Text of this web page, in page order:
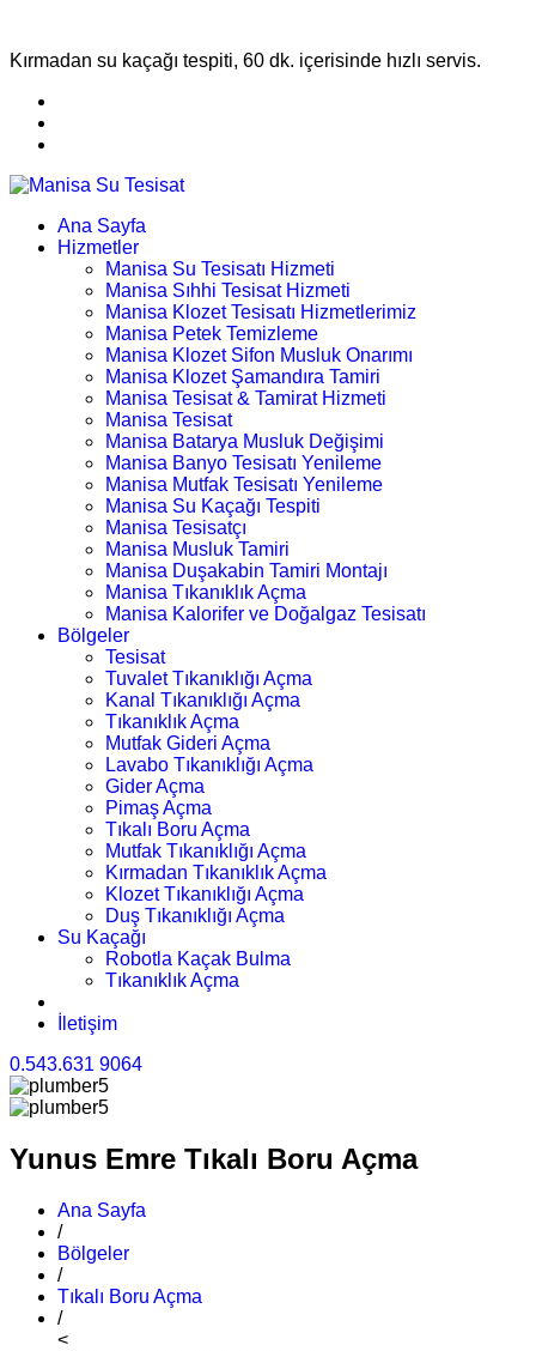
Kırmadan su kaçağı tespiti, 60 dk. içerisinde hızlı servis.
Ana Sayfa
Hizmetler
Manisa Su Tesisatı Hizmeti
Manisa Sıhhi Tesisat Hizmeti
Manisa Klozet Tesisatı Hizmetlerimiz
Manisa Petek Temizleme
Manisa Klozet Sifon Musluk Onarımı
Manisa Klozet Şamandıra Tamiri
Manisa Tesisat & Tamirat Hizmeti
Manisa Tesisat
Manisa Batarya Musluk Değişimi
Manisa Banyo Tesisatı Yenileme
Manisa Mutfak Tesisatı Yenileme
Manisa Su Kaçağı Tespiti
Manisa Tesisatçı
Manisa Musluk Tamiri
Manisa Duşakabin Tamiri Montajı
Manisa Tıkanıklık Açma
Manisa Kalorifer ve Doğalgaz Tesisatı
Bölgeler
Tesisat
Tuvalet Tıkanıklığı Açma
Kanal Tıkanıklığı Açma
Tıkanıklık Açma
Mutfak Gideri Açma
Lavabo Tıkanıklığı Açma
Gider Açma
Pimaş Açma
Tıkalı Boru Açma
Mutfak Tıkanıklığı Açma
Kırmadan Tıkanıklık Açma
Klozet Tıkanıklığı Açma
Duş Tıkanıklığı Açma
Su Kaçağı
Robotla Kaçak Bulma
Tıkanıklık Açma
İletişim
0.543.631 9064
Yunus Emre Tıkalı Boru Açma
Ana Sayfa
/
Bölgeler
/
Tıkalı Boru Açma
/
<